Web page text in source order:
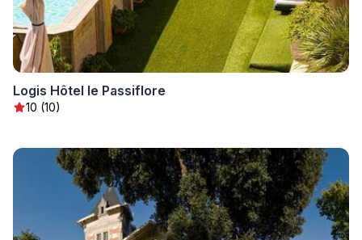
Logis Hôtel le Passiflore
10 (10)